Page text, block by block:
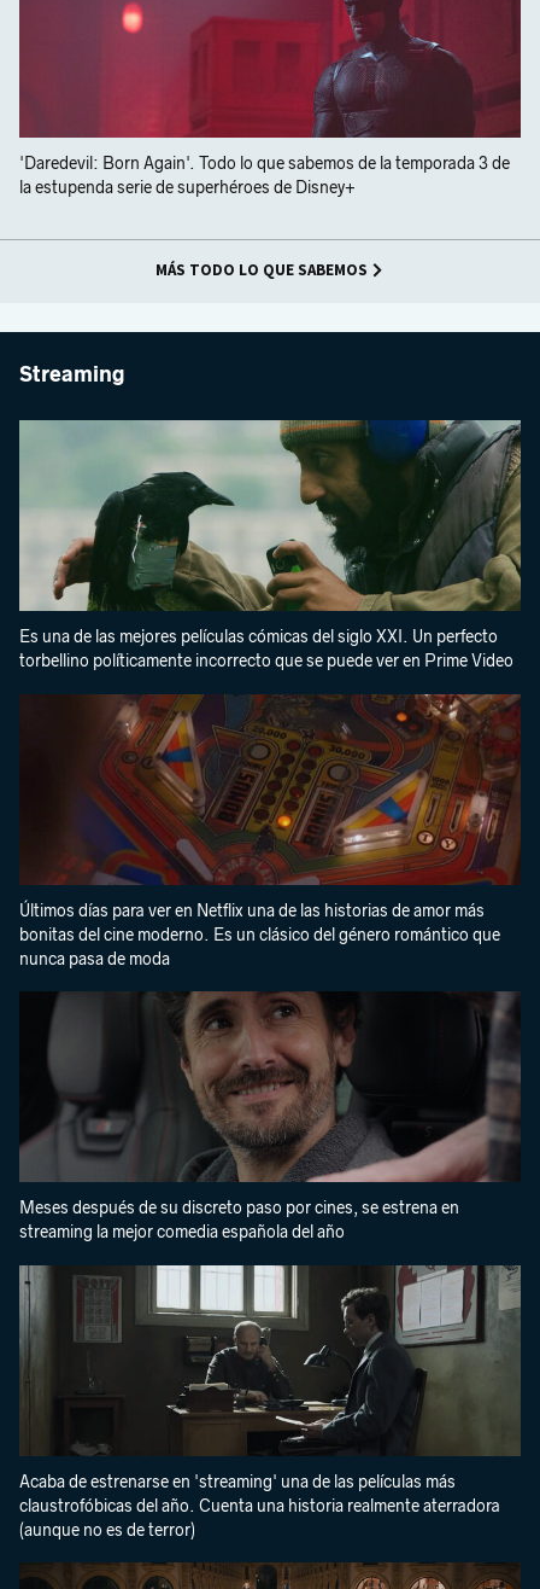
'Daredevil: Born Again'. Todo lo que sabemos de la temporada 3 de
la estupenda serie de superhéroes de Disney+
MÁS TODO LO QUE SABEMOS
Streaming
Es una de las mejores películas cómicas del siglo XXI. Un perfecto
torbellino políticamente incorrecto que se puede ver en Prime Video
Últimos días para ver en Netflix una de las historias de amor más
bonitas del cine moderno. Es un clásico del género romántico que
nunca pasa de moda
Meses después de su discreto paso por cines, se estrena en
streaming la mejor comedia española del año
Acaba de estrenarse en 'streaming' una de las películas más
claustrofóbicas del año. Cuenta una historia realmente aterradora
(aunque no es de terror)